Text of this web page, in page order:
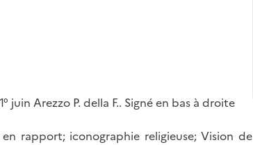
Arezzo P. della F.. Signé en bas à droite
rapport; iconographie religieuse; Vision de